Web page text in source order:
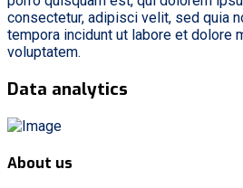
consectetur, adipisci velit, sed quia
tempora incidunt ut labore et dolore
voluptatem.
Data analytics
About us